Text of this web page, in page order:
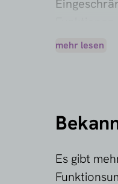
oder gar
mehr lesen
Es gibt